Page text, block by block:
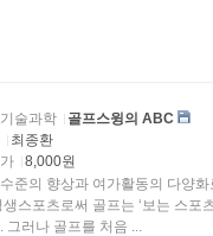
술과학
골프스윙의 ABC
최종환
8,000원
준의 향상과 여가활동의 다양
포츠로써 골프는 ‘보는 스포츠’에서 실제로 ‘한번 해보고 싶은
그러나 골프를 처음 ...